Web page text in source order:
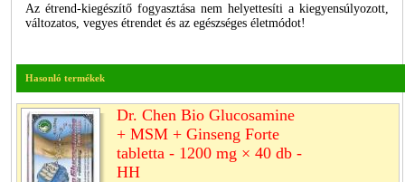
Az étrend-kiegészítő fogyasztása nem helyettesíti a kiegyensúlyozott,
változatos, vegyes étrendet és az egészséges életmódot!
Hasonló termékek
Dr. Chen Bio Glucosamine
+ MSM + Ginseng Forte
tabletta - 1200 mg × 40 db -
HH